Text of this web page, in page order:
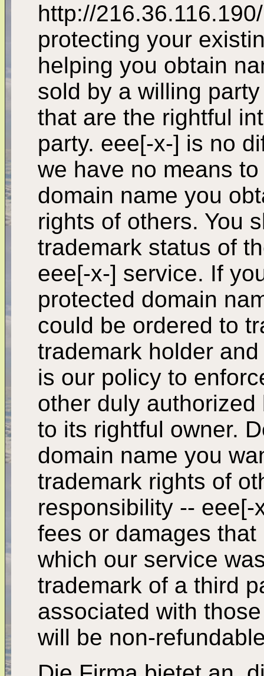
http://
protecting your
helping you obtain
sold by a willing
that are the rightful
party. eee[-x-] is no
we have no means
domain name you
rights of others. You
trademark status of
eee[-x-] service. If
protected domain
could be ordered to
trademark holder
is our policy to
other duly
to its rightful owner.
domain name you
trademark rights of
responsibility --
fees or damages
which our service
trademark of a third
associated with
will be non-